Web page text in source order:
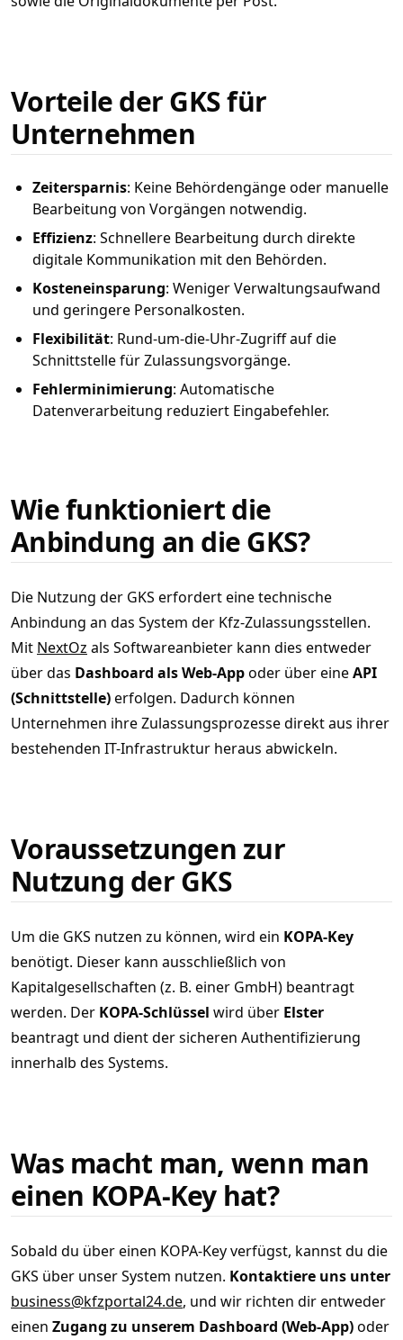
Vorteile der GKS für
Unternehmen
Zeitersparnis: Keine Behördengänge oder manuelle
Bearbeitung von Vorgängen notwendig.
Effizienz: Schnellere Bearbeitung durch direkte
digitale Kommunikation mit den Behörden.
Kosteneinsparung: Weniger Verwaltungsaufwand
und geringere Personalkosten.
Flexibilität: Rund-um-die-Uhr-Zugriff auf die
Schnittstelle für Zulassungsvorgänge.
Fehlerminimierung: Automatische
Datenverarbeitung reduziert Eingabefehler.
Wie funktioniert die
Anbindung an die GKS?
Die Nutzung der GKS erfordert eine technische
Anbindung an das System der Kfz-Zulassungsstellen.
Mit NextOz als Softwareanbieter kann dies entweder
über das Dashboard als Web-Appoder über eineAPI
(Schnittstelle)erfolgen. Dadurch können
Unternehmen ihre Zulassungsprozesse direkt aus ihrer
bestehenden IT-Infrastruktur heraus abwickeln.
Voraussetzungen zur
Nutzung der GKS
Um die GKS nutzen zu können, wird ein KOPA-Key
benötigt. Dieser kann ausschließlich von
Kapitalgesellschaften (z. B. einer GmbH) beantragt
werden. Der KOPA-Schlüssel wird über Elster
beantragt und dient der sicheren Authentifizierung
innerhalb des Systems.
Was macht man, wenn man
einen KOPA-Key hat?
Sobald du über einen KOPA-Key verfügst, kannst du die
GKS über unser System nutzen. Kontaktiere uns unter
business@kfzportal24.de, und wir richten dir entweder
einen Zugang zu unserem Dashboard (Web-App)oder